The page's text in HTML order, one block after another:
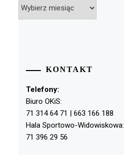
KONTAKT
Telefony:
Biuro OKiS:
71 314 64 71 | 663 166 188
Hala Sportowo-Widowiskowa:
71 396 29 56